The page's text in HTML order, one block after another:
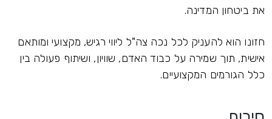
את ביטחון המדינה.
חזונו הוא להעניק לכל נכה צה"ל ליווי רגיש, מקצועי ומותאם
אישית, תוך שמירה על כבוד האדם, שוויון, ושיתוף פעולה בין
כלל הגורמים המקצועיים.